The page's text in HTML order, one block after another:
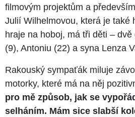
filmovým projektům a
Julií Wilhelmovou, která je také
hraje na hoboj, má tři děti –
(9), Antoniu (22) a syna Lenza
Rakouský sympaťák miluje
motorky, které má na něj
pro mě způsob, jak se
selháním. Mám sice slabší